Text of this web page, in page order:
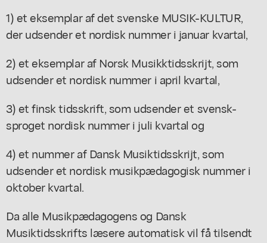
1) et eksemplar af det svenske MUSIK-KULTUR,
der udsender et nordisk nummer i januar kvartal,
2) et eksemplar af Norsk Musikktidsskrijt, som
udsender et nordisk nummer i april kvartal,
3) et finsk tidsskrift, som udsender et svensk-
sproget nordisk nummer i juli kvartal og
4) et nummer af Dansk Musiktidsskrijt, som
udsender et nordisk musikpædagogisk nummer i
oktober kvartal.
Da alle Musikpædagogens og Dansk
Musiktidsskrifts læsere automatisk vil få tilsendt